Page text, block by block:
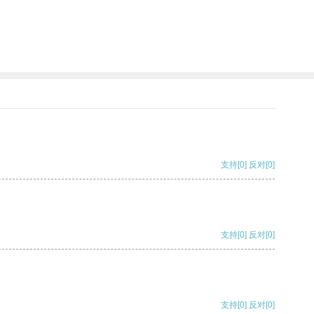
支持[0] 反对[0]
支持[0] 反对[0]
支持[0] 反对[0]